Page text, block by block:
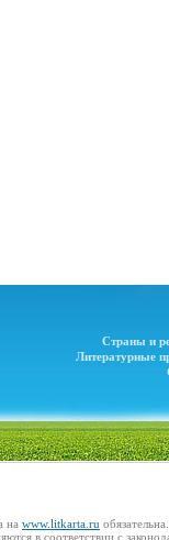
Страны и
Литературные
на www.litkarta.ru обязательна.
в соответствии с